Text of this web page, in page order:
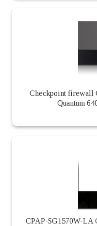
Checkpoint firewall
Quantum
CPAP-SG1570W-